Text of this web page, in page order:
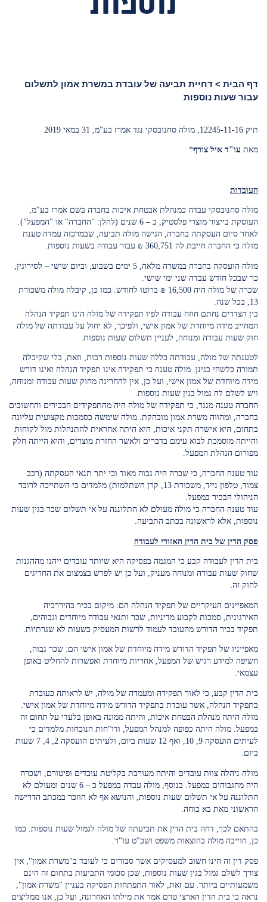
דף הבית > דחיית תביעה של עובדת במשרת אמון לתשלום
עבור שעות נוספות
תיק 12245-11-16, מולה סחנובסקי נגד אמרז בע"מ, 31 במאי 2019
מאת עו"ד איל צורף*
העובדות
מולה סחנובסקי עבדה כמנהלת אבטחת איכות בחברה בשם אמרז בע"מ,
העוסקת בייצור מוצרי פלסטיק, כ – 6 שנים (להלן: "החברה" או "המפעל").
לאחר סיום העסקתה בחברה, הגישה מולה תביעה, שבמרכזה עמדה טענת
מולה כי החברה חייבת לה 360,751 ₪ עבור עבודה בשעות נוספות.
מולה הועסקה בחברה במשרה מלאה, 5 ימים בשבוע, וביום שישי – לסירוגין,
כך שבכל חודש עבדה שני ימי שישי.
שכרה של מולה היה 16,500 ₪ ברוטו לחודש. כמו כן, קיבלה מולה משכורת
13, בכל שנה.
בין הצדדים נחתם חוזה עבודה לפיו תפקידה של מולה הינו תפקיד הנהלה
המחייב מידה מיוחדת של אמון אישי, ולפיכך, לא יחול על עבודתה של מולה
חוק שעות עבודה ומנוחה, לעניין תשלום שעות נוספות.
לטענתה של מולה, עבודתה כללה שעות נוספות רבות, וזאת, בלי שקיבלה
תמורה כלשהי בגינן. מולה טענה כי תפקידה אינו תפקיד הנהלה ואינו דורש
מידה מיוחדת של אמון אישי, ועל כן, אין להחריגה מחוק שעות עבודה ומנוחה,
ויש לשלם לה גמול בגין שעות נוספות.
החברה טענה מנגד, כי תפקידה של מולה היה מהתפקידים הבכירים והחשובים
בחברה, ומהווה משרת אמון מובהקת. מולה שימשה כסמכות מקצועית עליונה
בתחום, היא אישרה תקני איכות, היא היתה אחראית להתנהלות מול לקוחות
והייתה מוסמכת לבוא עימם בדברים ולאשר החזרת מוצרים, והיא הייתה חלק
מפורום הנהלת המפעל.
עוד טענה החברה, כי שכרה היה גבוה מאוד וכי יתר תנאי העסקתה (רכב
צמוד, טלפון נייד, משכורת 13, קרן השתלמות) מלמדים כי השתייכה לרובד
הניהולי הבכיר במפעל.
עוד טענה החברה כי מולה מעולם לא התלוננה על אי תשלום שכר בגין שעות
נוספות, אלא לראשונה בכתב התביעה.
פסק הדין של בית הדין האזורי לעבודה
בית הדין לעבודה קבע כי המגמה בפסיקה היא שיותר עובדים ייהנו מההגנות
שחוק שעות עבודה ומנוחה מעניק, ועל כן יש לפרש בצמצום את החריגים
לחוק זה.
המאפיינים העיקריים של תפקיד הנהלה הם: מיקום בכיר בהיררכיה
האירגונית, סמכות לקבוע מדיניות, שכר ותנאי עבודה מיוחדים וגבוהים,
תפקיד בכיר הדורש מהעובד לעמוד לרשות המעסיק בשעות לא שגרתיות.
מאפייניו של תפקיד הדורש מידה מיוחדת של אמון אישי הם: שכר גבוה,
חשיפה למידע רגיש של המפעל, אחריות מיוחדת ואפשרות להחליט באופן
עצמאי.
בית הדין קבע, כי לאור תפקידה ומעמדה של מולה, יש לראותה כעובדת
בתפקיד הנהלה, אשר עובדת בתפקיד הדורש מידה מיוחדת של אמון אישי.
מולה היתה מנהלת הבטחת איכות, והיתה ממונה באופן בלעדי על תחום זה
במפעל. מולה היתה כפופה למנהל המפעל, ודו"חות הנוכחות מלמדים כי
לעיתים הועסקה 9, 10, ואף 12 שעות ביום, ולעיתים הועסקה 2, 4, 7 שעות
ביום.
מולה ניהלה צוות עובדים והיתה מעורבת בקליטת עובדים ופיטורם, ושכרה
היה מהגבוהים במפעל. בנוסף, מולה עבדה במפעל כ – 6 שנים ומעולם לא
התלוננה על אי תשלום שעות נוספות, והנושא אף לא הוזכר במכתב הדרישה
הראשוני מאת בא כוחה.
בהתאם לכך, דחה בית הדין את תביעתה של מולה לגמול שעות נוספות. כמו
כן, חוייבה מולה בהוצאות משפט ושכ"ט עו"ד.
פסק דין זה הינו חשוב למעסיקים אשר סבורים כי לעובד ב"משרת אמון", אין
צורך לשלם גמול בגין שעות נוספות, שכן סכומי התביעות בתחום זה הינם
משמעותיים ביותר. עם זאת, לאור התפתחות הפסיקה בעניין "משרת אמון",
נראה כי בית הדין הארצי טרם אמר את מילתו האחרונה, ועל כן, אנו ממליצים